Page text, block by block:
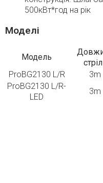
500кВт*год на рік
Моделі
Модель
ProBG2130 L/R
3m
ProBG2130 L/R-
LED
3m